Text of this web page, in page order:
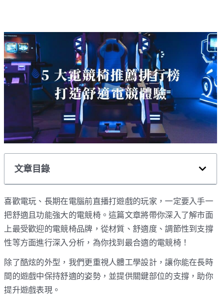
文章目錄
喜歡電玩、長期在電腦前直播打遊戲的玩家，一定要入手一
把舒適且功能強大的電競椅。這篇文章將帶你深入了解市面
上最受歡迎的電競椅品牌，從材質、舒適度、調節性到支撐
性等方面進行深入分析，為你找到最合適的電競椅！
除了酷炫的外型，我們更重視人體工學設計，讓你能在長時
間的遊戲中保持舒適的姿勢，並提供關鍵部位的支撐，助你
提升遊戲表現。